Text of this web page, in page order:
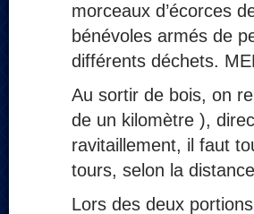
morceaux d’écorces
bénévoles armés de
différents déchets.
Au sortir de bois, on
de un kilomètre ),
ravitaillement, il faut
tours, selon la
Lors des deux